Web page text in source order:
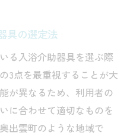
具の選定法
る入浴介助器具を選ぶ際
3点を最重視することが大
が異なるため、利用者の
に合わせて適切なものを
出雲町のような地域で